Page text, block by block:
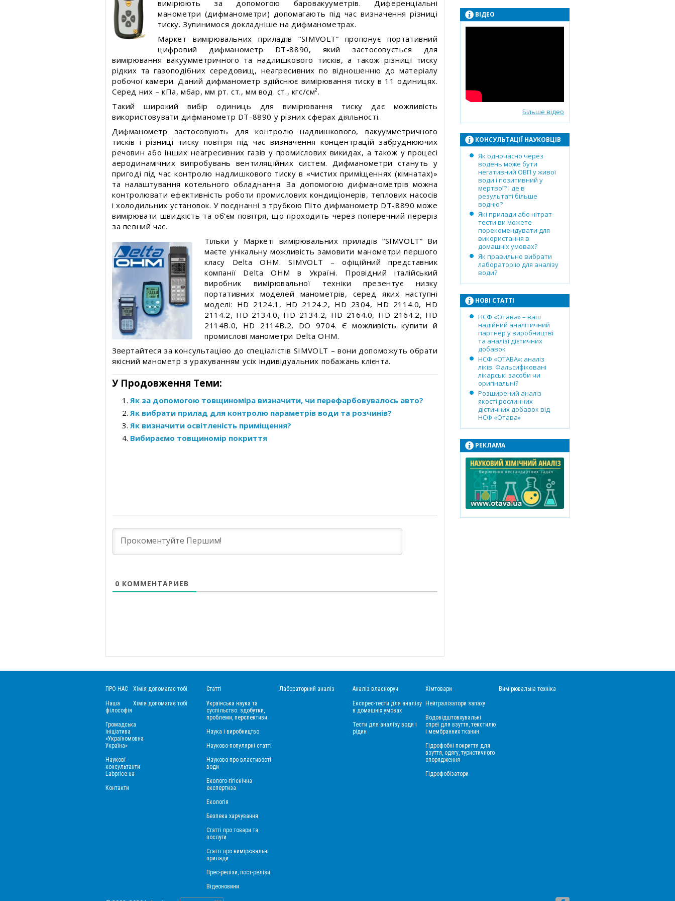
Статті про товари та послуги
Статті про вимірювальні
Прес-релізи, пост-релізи
Відеоновини
вимірюють за допомогою баровакууметрів. Диференціальні
манометри (дифманометри) допомагають під час визначення різниці
тиску. Зупинимося докладніше на дифманометрах.
Маркет вимірювальних приладів “SIMVOLT” пропонує портативний
цифровий дифманометр DT-8890, який застосовується для
вимірювання вакуумметричного та надлишкового тисків, a також різниці тиску
рідких та газоподібних середовищ, неагресивних по відношенню до матеріалу
робочої камери. Даний дифманометр здійснює вимірювання тиску в 11 одиницях.
Серед них – кПа, мбар, мм рт. ст., мм вод. ст., кгс/см².
Такий широкий вибір одиниць для вимірювання тиску дає можливість
використовувати дифманометр DT-8890 у різних сферах діяльності.
Дифманометр застосовують для контролю надлишкового, вакуумметричного
тисків і різниці тиску повітря під час визначення концентрацій забруднюючих
речовин або інших неагресивних газів у промислових викидах, а також у процесі
аеродинамічних випробувань вентиляційних систем. Дифманометри стануть у
пригоді під час контролю надлишкового тиску в «чистих приміщеннях (кімнатах)»
та налаштування котельного обладнання. За допомогою дифманометрів можна
контролювати ефективність роботи промислових кондиціонерів, теплових насосів
і холодильних установок. У поєднанні з трубкою Піто дифманометр DT-8890 може
вимірювати швидкість та об’єм повітря, що проходить через поперечний переріз
за певний час.
Тільки у Маркеті вимірювальних приладів “SIMVOLT” Ви
маєте унікальну можливість замовити манометри першого
класу Delta OHM. SIMVOLT – офіційний представник
компанії Delta OHM в Україні. Провідний італійський
виробник вимірювальної техніки презентує низку
портативних моделей манометрів, серед яких наступні
моделі: HD 2124.1, HD 2124.2, HD 2304, HD 2114.0, HD
2114.2, HD 2134.0, HD 2134.2, HD 2164.0, HD 2164.2, HD
2114B.0, HD 2114B.2, DO 9704. Є можливість купити й
промислові манометри Delta OHM.
Звертайтеся за консультацією до спеціалістів SIMVOLT – вони допоможуть обрати
якісний манометр з урахуванням усіх індивідуальних побажань клієнта.
У Продовження Теми:
Як за допомогою товщиноміра визначити, чи перефарбовувалось авто?
Як вибрати прилад для контролю параметрів води та розчинів?
Як визначити освітленість приміщення?
Вибираємо товщиномір покриття
0 КОММЕНТАРИЕВ
ВІДЕО
Більше відео
КОНСУЛЬТАЦІЇ НАУКОВЦІВ
Як одночасно через
водень може бути
негативний ОВП у живої
води і позитивний у
мертвої? І де в
результаті більше
водню?
Які прилади або нітрат-
тести ви можете
порекомендувати для
використання в
домашніх умовах?
Як правильно вибрати
лабораторію для аналізу
води?
НОВІ СТАТТІ
НСФ «Отава» – ваш
надійний аналітичний
партнер у виробництві
та аналізі дієтичних
добавок
НСФ «ОТАВА»: аналіз
ліків. Фальсифіковані
лікарські засоби чи
оригінальні?
Розширений аналіз
якості рослинних
дієтичних добавок від
НСФ «Отава»
РЕКЛАМА
ПРО НАС
Наша
філософія
Громадська
ініціатива
«Україномовна
Україна»
Наукові
консультанти
Labprice.ua
Контакти
Хімія допомагає тобі
Хімія допомагає тобі
Статті
Українська наука та
суспільство: здобутки,
проблеми, перспективи
Наука і виробництво
Науково-популярні статті
Науково про властивості
води
Еколого-гігієнічна
експертиза
Екологія
Безпека харчування
Статті про товари та
послуги
Статті про вимірювальні
прилади
Прес-релізи, пост-релізи
Відеоновини
Лабораторний аналіз Аналіз власноруч
Експрес-тести для аналізу
в домашніх умовах
Тести для аналізу води і
рідин
Хімтовари
Нейтралізатори запаху
Водовідштовхувальні
спреї для взуття, текстилю
і мембранних тканин
Гідрофобні покриття для
взуття, одягу, туристичного
спорядження
Гідрофобізатори
Вимірювальна техніка
Статті про вимірювальні прилади